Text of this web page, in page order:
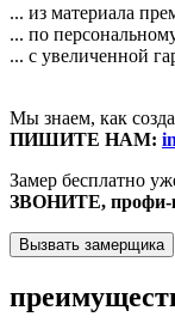
... из материала
... по
... с увеличенной
Мы знаем, как
ПИШИТЕ НАМ:
Замер бесплатно
ЗВОНИТЕ, профи-
Вызвать замерщика